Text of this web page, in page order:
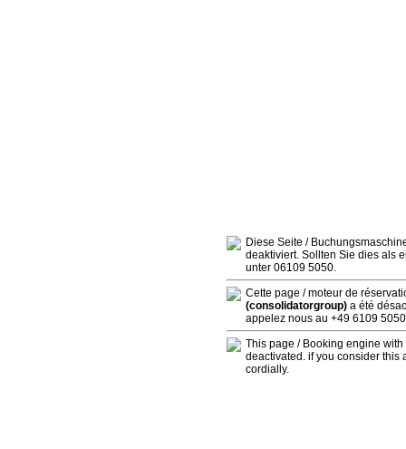
Diese Seite /
deaktiviert. Sollten Sie dies als
unter 06109 5050.
Cette page / moteur de
(consolidatorgroup) a été
appelez nous au +49 6109
This page / Booking engine
deactivated. if you consider this
cordially.